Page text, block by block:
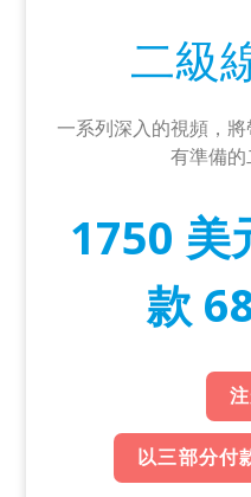
二級
一系列深入的視頻，
有準備的
1750 美
款
以三部分付